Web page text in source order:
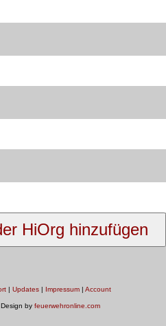
| Updates| Impressum| Account
by feuerwehronline.com